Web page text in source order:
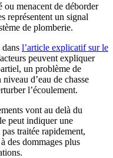
menacent de déborder
représentent un signal
de plomberie.
l’article explicatif sur le
peuvent expliquer
un problème de
d’eau de chasse
l’écoulement.
vont au delà du
peut indiquer une
traitée rapidement,
des dommages plus